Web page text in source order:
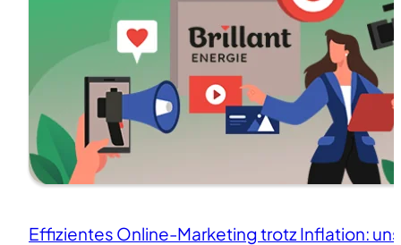
Effizientes Online-Marketing trotz Inflation: